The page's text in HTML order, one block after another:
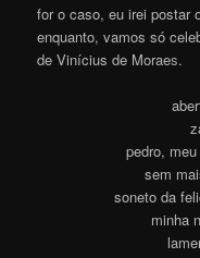
for o caso, eu irei postar
enquanto, vamos só
de Vinícius de Moraes.
pedro,
sem
soneto da
minha